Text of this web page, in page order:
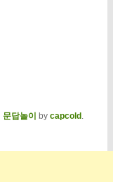
문답놀이 by capcold .